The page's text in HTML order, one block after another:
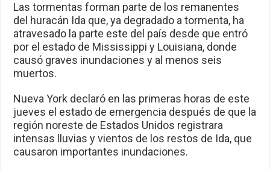
Las tormentas forman parte de los remanentes
del huracán Ida que, ya degradado a tormenta, ha
atravesado la parte este del país desde que entró
por el estado de Mississippi y Louisiana, donde
causó graves inundaciones y al menos seis
muertos.
Nueva York declaró en las primeras horas de este
jueves el estado de emergencia después de que la
región noreste de Estados Unidos registrara
intensas lluvias y vientos de los restos de Ida, que
causaron importantes inundaciones.